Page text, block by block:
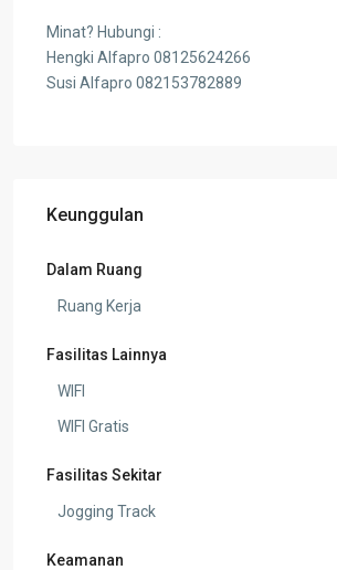
Minat? Hubungi :
Hengki Alfapro 08125624266
Susi Alfapro 082153782889
Keunggulan
Dalam Ruang
Ruang Kerja
Fasilitas Lainnya
WIFI
WIFI Gratis
Fasilitas Sekitar
Jogging Track
Keamanan